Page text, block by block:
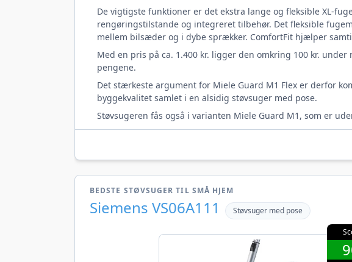
De vigtigste funktioner er det ekstra lange og fleksible XL-
rengøringstilstande og integreret tilbehør. Det fleksible
mellem bilsæder og i dybe sprækker. ComfortFit hjælper
Med en pris på ca. 1.400 kr. ligger den omkring 100 kr.
pengene.
Det stærkeste argument for Miele Guard M1 Flex er derfor
byggekvalitet samlet i en alsidig støvsuger med pose.
Støvsugeren fås også i varianten Miele Guard M1, som er
BEDSTE STØVSUGER TIL SMÅ HJEM
Siemens VS06A111 Støvsuger med pose